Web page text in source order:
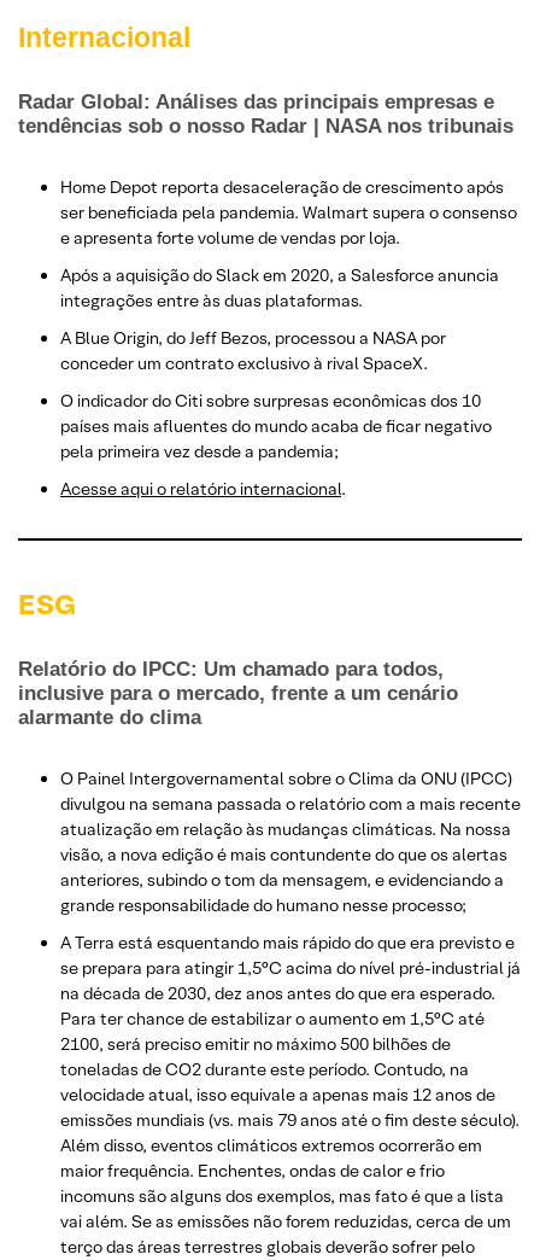
Internacional
Radar Global: Análises das principais empresas e
tendências sob o nosso Radar | NASA nos tribunais
Home Depot reporta desaceleração de crescimento após
ser beneficiada pela pandemia. Walmart supera o consenso
e apresenta forte volume de vendas por loja.
Após a aquisição do Slack em 2020, a Salesforce anuncia
integrações entre às duas plataformas.
A Blue Origin, do Jeff Bezos, processou a NASA por
conceder um contrato exclusivo à rival SpaceX.
O indicador do Citi sobre surpresas econômicas dos 10
países mais afluentes do mundo acaba de ficar negativo
pela primeira vez desde a pandemia;
Acesse aqui o relatório internacional.
ESG
Relatório do IPCC: Um chamado para todos,
inclusive para o mercado, frente a um cenário
alarmante do clima
O Painel Intergovernamental sobre o Clima da ONU (IPCC)
divulgou na semana passada o relatório com a mais recente
atualização em relação às mudanças climáticas. Na nossa
visão, a nova edição é mais contundente do que os alertas
anteriores, subindo o tom da mensagem, e evidenciando a
grande responsabilidade do humano nesse processo;
A Terra está esquentando mais rápido do que era previsto e
se prepara para atingir 1,5°C acima do nível pré-industrial já
na década de 2030, dez anos antes do que era esperado.
Para ter chance de estabilizar o aumento em 1,5°C até
2100, será preciso emitir no máximo 500 bilhões de
toneladas de CO2 durante este período. Contudo, na
velocidade atual, isso equivale a apenas mais 12 anos de
emissões mundiais (vs. mais 79 anos até o fim deste século).
Além disso, eventos climáticos extremos ocorrerão em
maior frequência. Enchentes, ondas de calor e frio
incomuns são alguns dos exemplos, mas fato é que a lista
vai além. Se as emissões não forem reduzidas, cerca de um
terço das áreas terrestres globais deverão sofrer pelo